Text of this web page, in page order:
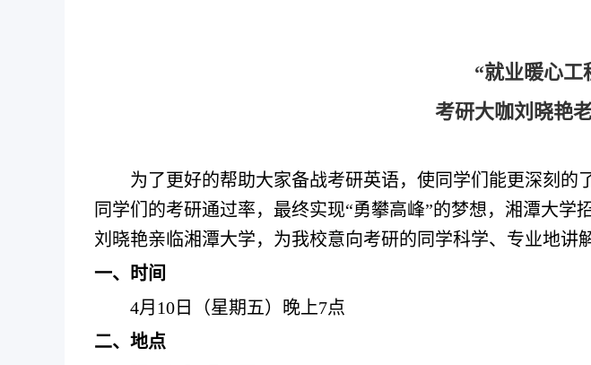
“就业暖心工
考研大咖刘晓艳
为了更好的帮助大家备战考研英语，使同学们能更深刻的
同学们的考研通过率，最终实现“勇攀高峰”的梦想，湘潭大学
刘晓艳亲临湘潭大学，为我校意向考研的同学科学、专业地讲
一、时间
4月10日
（星期五）晚上7点
二、地点